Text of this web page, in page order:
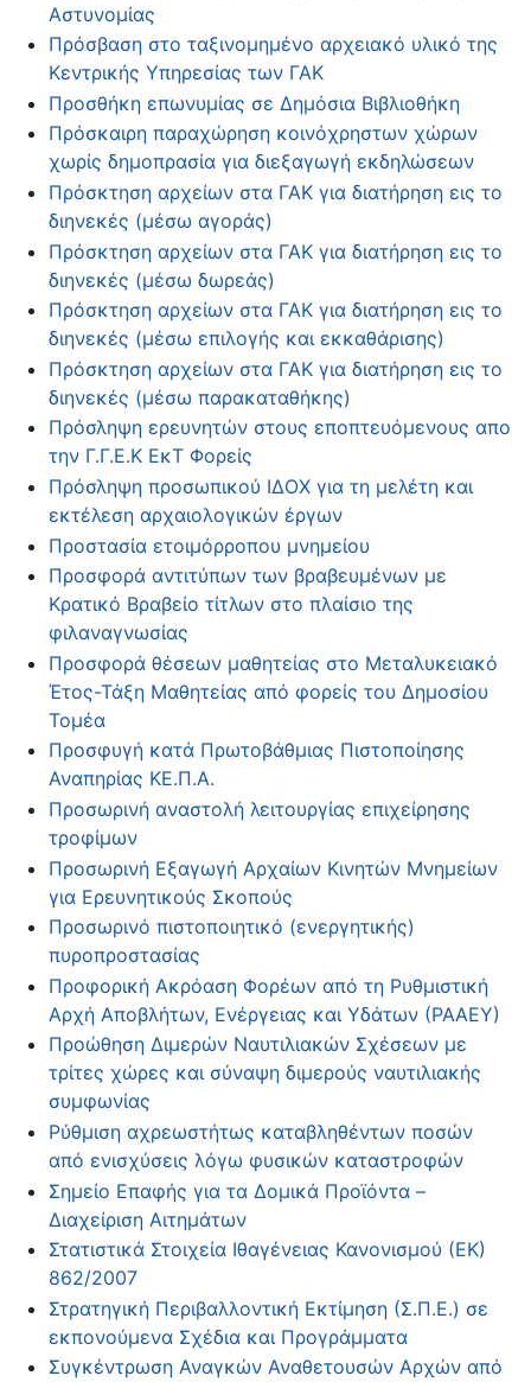
Αστυνομίας
Πρόσβαση στο ταξινομημένο αρχειακό υλικό της
Κεντρικής Υπηρεσίας των ΓΑΚ
Προσθήκη επωνυμίας σε Δημόσια Βιβλιοθήκη
Πρόσκαιρη παραχώρηση κοινόχρηστων χώρων
χωρίς δημοπρασία για διεξαγωγή εκδηλώσεων
Πρόσκτηση αρχείων στα ΓΑΚ για διατήρηση εις το
διηνεκές (μέσω αγοράς)
Πρόσκτηση αρχείων στα ΓΑΚ για διατήρηση εις το
διηνεκές (μέσω δωρεάς)
Πρόσκτηση αρχείων στα ΓΑΚ για διατήρηση εις το
διηνεκές (μέσω επιλογής και εκκαθάρισης)
Πρόσκτηση αρχείων στα ΓΑΚ για διατήρηση εις το
διηνεκές (μέσω παρακαταθήκης)
Πρόσληψη ερευνητών στους εποπτευόμενους απο
την Γ.Γ.Ε.Κ ΕκΤ Φορείς
Πρόσληψη προσωπικού ΙΔΟΧ για τη μελέτη και
εκτέλεση αρχαιολογικών έργων
Προστασία ετοιμόρροπου μνημείου
Προσφορά αντιτύπων των βραβευμένων με
Κρατικό Βραβείο τίτλων στο πλαίσιο της
φιλαναγνωσίας
Προσφορά θέσεων μαθητείας στο Μεταλυκειακό
Έτος-Τάξη Μαθητείας από φορείς του Δημοσίου
Τομέα
Προσφυγή κατά Πρωτοβάθμιας Πιστοποίησης
Αναπηρίας ΚΕ.Π.Α.
Προσωρινή αναστολή λειτουργίας επιχείρησης
τροφίμων
Προσωρινή Εξαγωγή Αρχαίων Κινητών Μνημείων
για Ερευνητικούς Σκοπούς
Προσωρινό πιστοποιητικό (ενεργητικής)
πυροπροστασίας
Προφορική Ακρόαση Φορέων από τη Ρυθμιστική
Αρχή Αποβλήτων, Ενέργειας και Υδάτων (ΡΑΑΕΥ)
Προώθηση Διμερών Ναυτιλιακών Σχέσεων με
τρίτες χώρες και σύναψη διμερούς ναυτιλιακής
συμφωνίας
Ρύθμιση αχρεωστήτως καταβληθέντων ποσών
από ενισχύσεις λόγω φυσικών καταστροφών
Σημείο Επαφής για τα Δομικά Προϊόντα –
Διαχείριση Αιτημάτων
Στατιστικά Στοιχεία Ιθαγένειας Κανονισμού (ΕΚ)
862/2007
Στρατηγική Περιβαλλοντική Εκτίμηση (Σ.Π.Ε.) σε
εκπονούμενα Σχέδια και Προγράμματα
Συγκέντρωση Αναγκών Αναθετουσών Αρχών από